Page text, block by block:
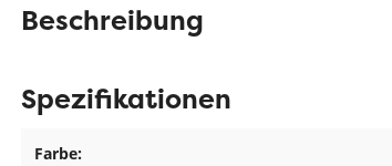
Beschreibung
Spezifikationen
Farbe: